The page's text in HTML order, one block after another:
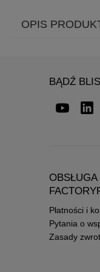
OPIS
BĄDŹ
Płatności i
Pytania o
Zasady